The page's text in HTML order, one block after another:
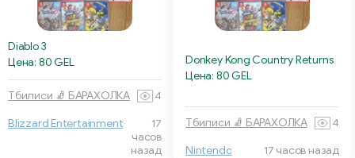
Diablo 3
Цена: 80 GEL
Тбилиси 🧦 БАРАХОЛКА 4
Blizzard Entertainment
17
часов
назад
Donkey Kong Country Returns
Цена: 80 GEL
Тбилиси 🧦 БАРАХОЛКА 4
Nintendo 17 часов назад